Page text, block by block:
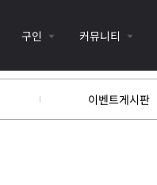
구인 커뮤니티
이벤트게시판